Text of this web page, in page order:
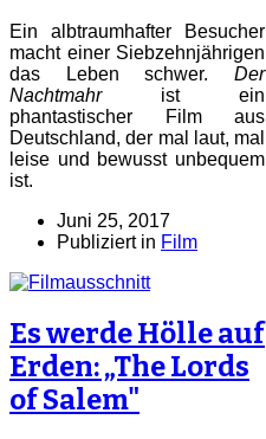
Ein albtraumhafter Besucher
macht einer Siebzehnjährigen
das Leben schwer. Der
Nachtmahrist ein
phantastischer Film aus
Deutschland, der mal laut, mal
leise und bewusst unbequem
ist.
Juni 25, 2017
Publiziert in Film
Es werde Hölle auf
Erden: „The Lords
of Salem"